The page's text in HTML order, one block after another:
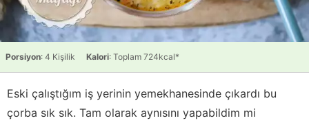
Porsiyon: 4 Kişilik Kalori: Toplam 724kcal*
Eski çalıştığım iş yerinin yemekhanesinde çıkardı bu
çorba sık sık. Tam olarak aynısını yapabildim mi